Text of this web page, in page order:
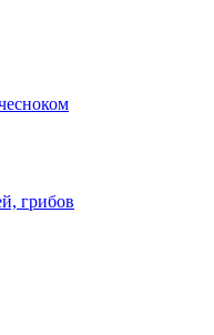
грибов